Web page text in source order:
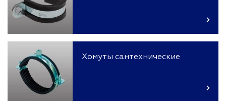
Хомуты сантехнические